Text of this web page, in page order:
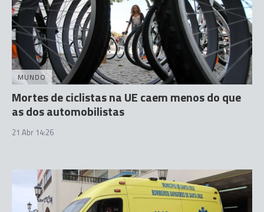
MUNDO
Mortes de ciclistas na UE caem menos do que
as dos automobilistas
21 Abr 14:26